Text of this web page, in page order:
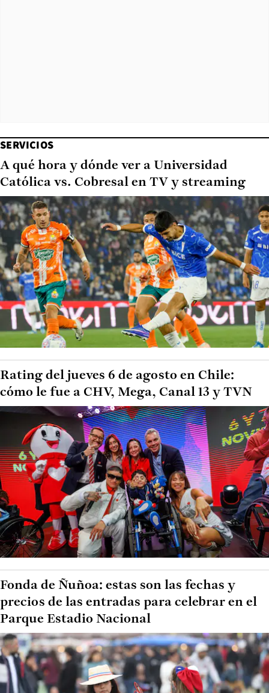
SERVICIOS
A qué hora y dónde ver a Universidad
Católica vs. Cobresal en TV y streaming
Rating del jueves 6 de agosto en Chile:
cómo le fue a CHV, Mega, Canal 13 y TVN
Fonda de Ñuñoa: estas son las fechas y
precios de las entradas para celebrar en el
Parque Estadio Nacional